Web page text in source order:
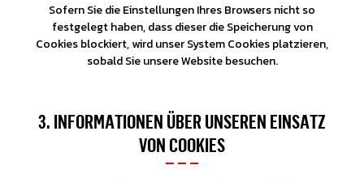
Sofern Sie die Einstellungen Ihres Browsers nicht so
festgelegt haben, dass dieser die Speicherung von
Cookies blockiert, wird unser System Cookies platzieren,
sobald Sie unsere Website besuchen.
3. INFORMATIONEN ÜBER UNSEREN EINSATZ
VON COOKIES